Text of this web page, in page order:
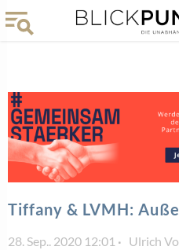
Tiffany & LVMH:
28. Sep.. 2020 12:01 Ulrich